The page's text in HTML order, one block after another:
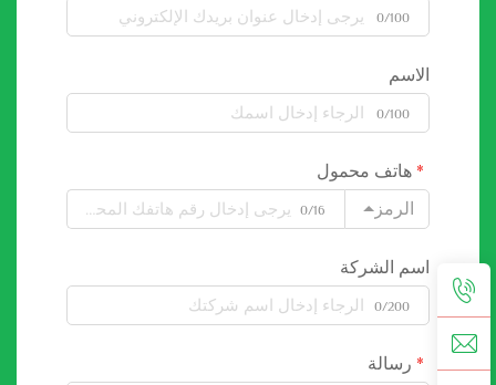
0/100
الاسم
0/100
هاتف محمول
الرمز
0/16
اسم الشركة
0/200
رسالة